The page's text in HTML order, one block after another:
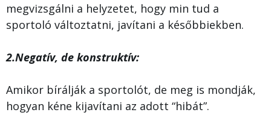
megvizsgálni a helyzetet, hogy min tud a
sportoló változtatni, javítani a későbbiekben.
2.Negatív, de konstruktív:
Amikor bírálják a sportolót, de meg is mondják,
hogyan kéne kijavítani az adott “hibát”.